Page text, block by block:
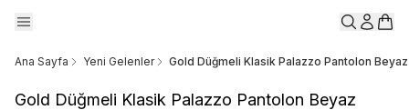
Ana Sayfa Yeni Gelenler Gold Düğmeli Klasik Palazzo Pantolon Beyaz
Gold Düğmeli Klasik Palazzo Pantolon Beyaz